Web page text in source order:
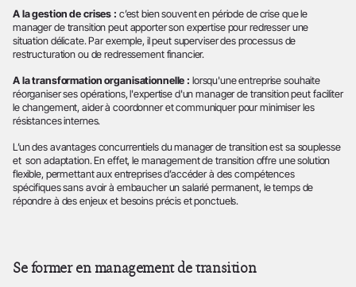
A la gestion de crises : c’est bien souvent en période de crise que le
manager de transition peut apporter son expertise pour redresser une
situation délicate. Par exemple, il peut superviser des processus de
restructuration ou de redressement financier.
A la transformation organisationnelle : lorsqu'une entreprise souhaite
réorganiser ses opérations, l'expertise d'un manager de transition peut faciliter
le changement, aider à coordonner et communiquer pour minimiser les
résistances internes.
L’un des avantages concurrentiels du manager de transition est sa souplesse
et son adaptation. En effet, le management de transition offre une solution
flexible, permettant aux entreprises d’accéder à des compétences
spécifiques sans avoir à embaucher un salarié permanent, le temps de
répondre à des enjeux et besoins précis et ponctuels.
Se former en management de transition